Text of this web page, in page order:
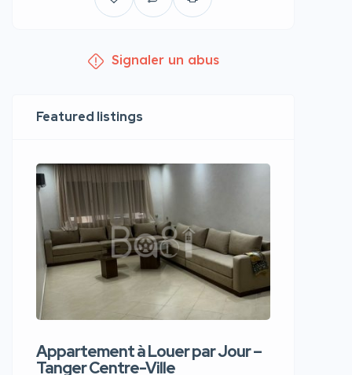
Signaler un abus
Featured listings
Appartement à Louer par Jour –
Tanger Centre-Ville